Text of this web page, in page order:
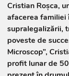
Cristian Roșca,
afacerea familiei
supralegalizării,
poveste de
Microscop”,
profit lunar de